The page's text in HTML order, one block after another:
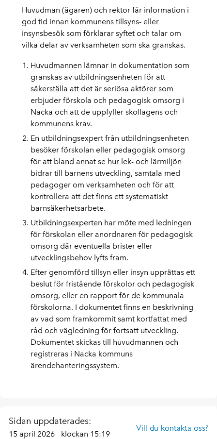
Huvudman (ägaren) och rektor får information i
god tid innan kommunens tillsyns- eller
insynsbesök som förklarar syftet och talar om
vilka delar av verksamheten som ska granskas.
Huvudmannen lämnar in dokumentation som
granskas av utbildningsenheten för att
säkerställa att det är seriösa aktörer som
erbjuder förskola och pedagogisk omsorg i
Nacka och att de uppfyller skollagens och
kommunens krav.
En utbildningsexpert från utbildningsenheten
besöker förskolan eller pedagogisk omsorg
för att bland annat se hur lek- och lärmiljön
bidrar till barnens utveckling, samtala med
pedagoger om verksamheten och för att
kontrollera att det finns ett systematiskt
barnsäkerhetsarbete.
Utbildningsexperten har möte med ledningen
för förskolan eller anordnaren för pedagogisk
omsorg där eventuella brister eller
utvecklingsbehov lyfts fram.
Efter genomförd tillsyn eller insyn upprättas ett
beslut för fristående förskolor och pedagogisk
omsorg, eller en rapport för de kommunala
förskolorna. I dokumentet finns en beskrivning
av vad som framkommit samt kortfattat med
råd och vägledning för fortsatt utveckling.
Dokumentet skickas till huvudmannen och
registreras i Nacka kommuns
ärendehanteringssystem.
Sidan uppdaterades:
15 april 2026 klockan 15:19
Vill du kontakta oss?